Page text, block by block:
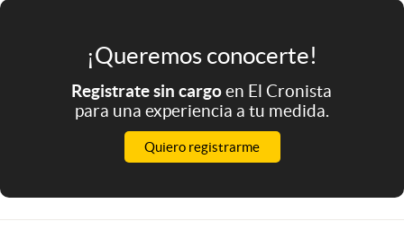
¡Queremos conocerte!
Registrate sin cargoen El Cronista
para una experiencia a tu medida.
Quiero registrarme